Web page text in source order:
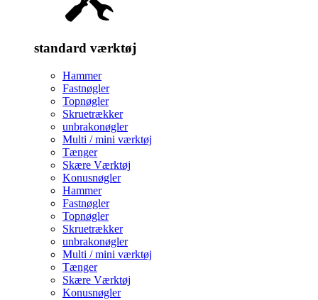
standard værktøj
Hammer
Fastnøgler
Topnøgler
Skruetrækker
unbrakonøgler
Multi / mini værktøj
Tænger
Skære Værktøj
Konusnøgler
Hammer
Fastnøgler
Topnøgler
Skruetrækker
unbrakonøgler
Multi / mini værktøj
Tænger
Skære Værktøj
Konusnøgler